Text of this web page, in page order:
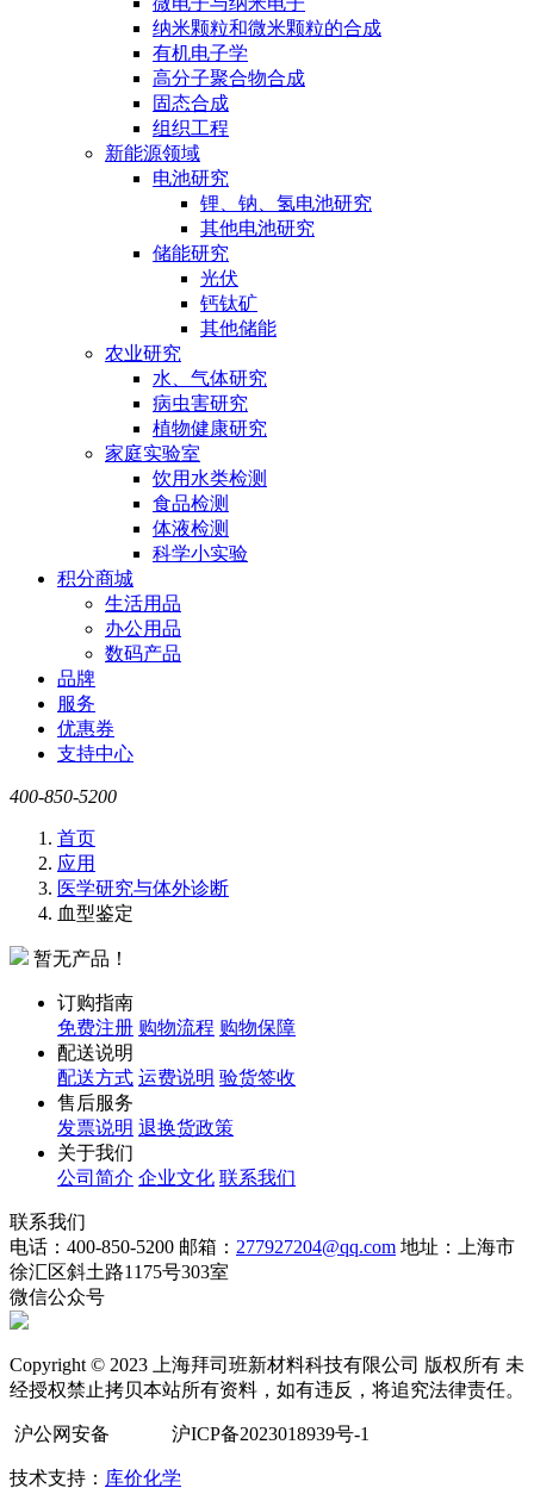
纳米颗粒和微米颗粒的合成
有机电子学
高分子聚合物合成
固态合成
组织工程
新能源领域
电池研究
锂、钠、氢电池研究
其他电池研究
储能研究
光伏
钙钛矿
其他储能
农业研究
水、气体研究
病虫害研究
植物健康研究
家庭实验室
饮用水类检测
食品检测
体液检测
科学小实验
积分商城
生活用品
办公用品
数码产品
品牌
服务
优惠券
支持中心
400-850-5200
首页
应用
医学研究与体外诊断
血型鉴定
暂无产品！
订购指南
免费注册 购物流程 购物保障
配送说明
配送方式 运费说明 验货签收
售后服务
发票说明 退换货政策
关于我们
公司简介 企业文化 联系我们
联系我们
电话：400-850-5200 邮箱： 277927204@qq.com 地址：上海市
徐汇区斜土路1175号303室
微信公众号
Copyright © 2023 上海拜司班新材料科技有限公司 版权所有 未
经授权禁止拷贝本站所有资料，如有违反，将追究法律责任。
沪公网安备 沪ICP备2023018939号-1
技术支持： 库价化学